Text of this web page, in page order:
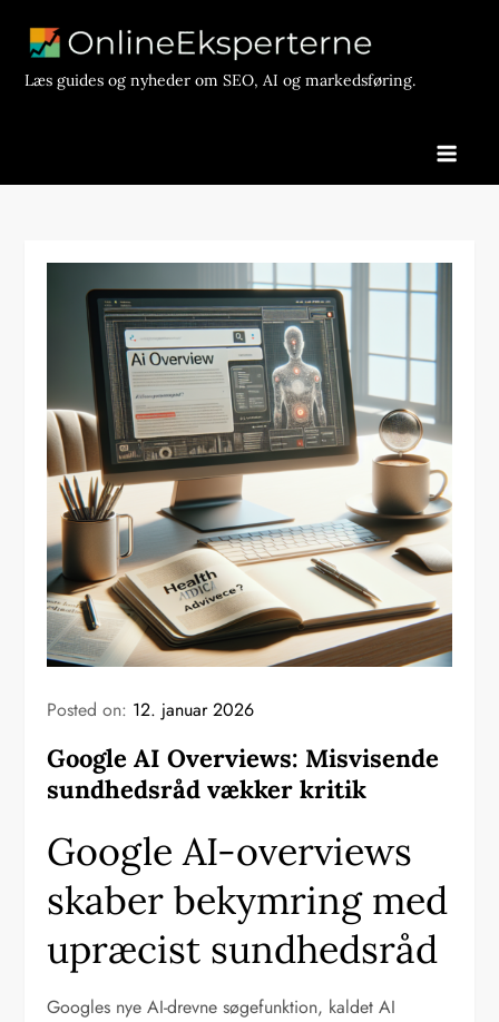
contentLæs guides og nyheder om SEO, AI og markedsføring.
Posted on: 12. januar 2026
Google AI Overviews: Misvisende
sundhedsråd vækker kritik
Google AI-overviews
skaber bekymring med
upræcist sundhedsråd
Googles nye AI-drevne søgefunktion, kaldet AI